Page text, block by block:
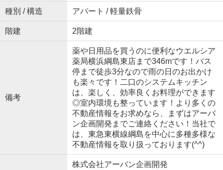
種別 / 構造 アパート / 軽量鉄骨
階建 2階建
備考
薬や日用品を買うのに便利なウエルシア
薬局横浜綱島東店まで346mです！バス
停まで徒歩3分なので雨の日のお出かけ
も楽々です！二口のシステムキッチン
は、楽しく、効率良くお料理ができます
◎室内環境も整っています！より多くの
不動産情報をお求めなら、まずはアーバ
ン企画開発までご連絡ください！当社で
は、東急東横線綱島を中心に多種多様な
不動産情報を取り扱っております(^^)
株式会社アーバン企画開発